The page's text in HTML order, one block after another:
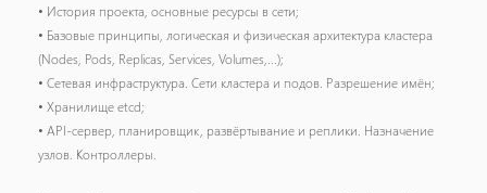
• История проекта, основные ресурсы в сети;
• Базовые принципы, логическая и физическая архитектура кластера
(Nodes, Pods, Replicas, Services, Volumes,...);
• Сетевая инфраструктура. Сети кластера и подов. Разрешение имён;
• Хранилище etcd;
• API-сервер, планировщик, развёртывание и реплики. Назначение
узлов. Контроллеры.